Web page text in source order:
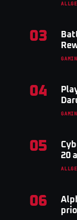
03
04
05
20
06